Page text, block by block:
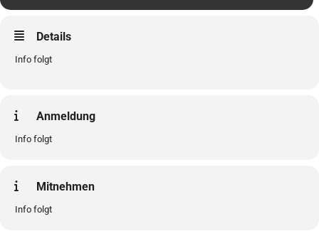
Details
Info folgt
Anmeldung
Info folgt
Mitnehmen
Info folgt